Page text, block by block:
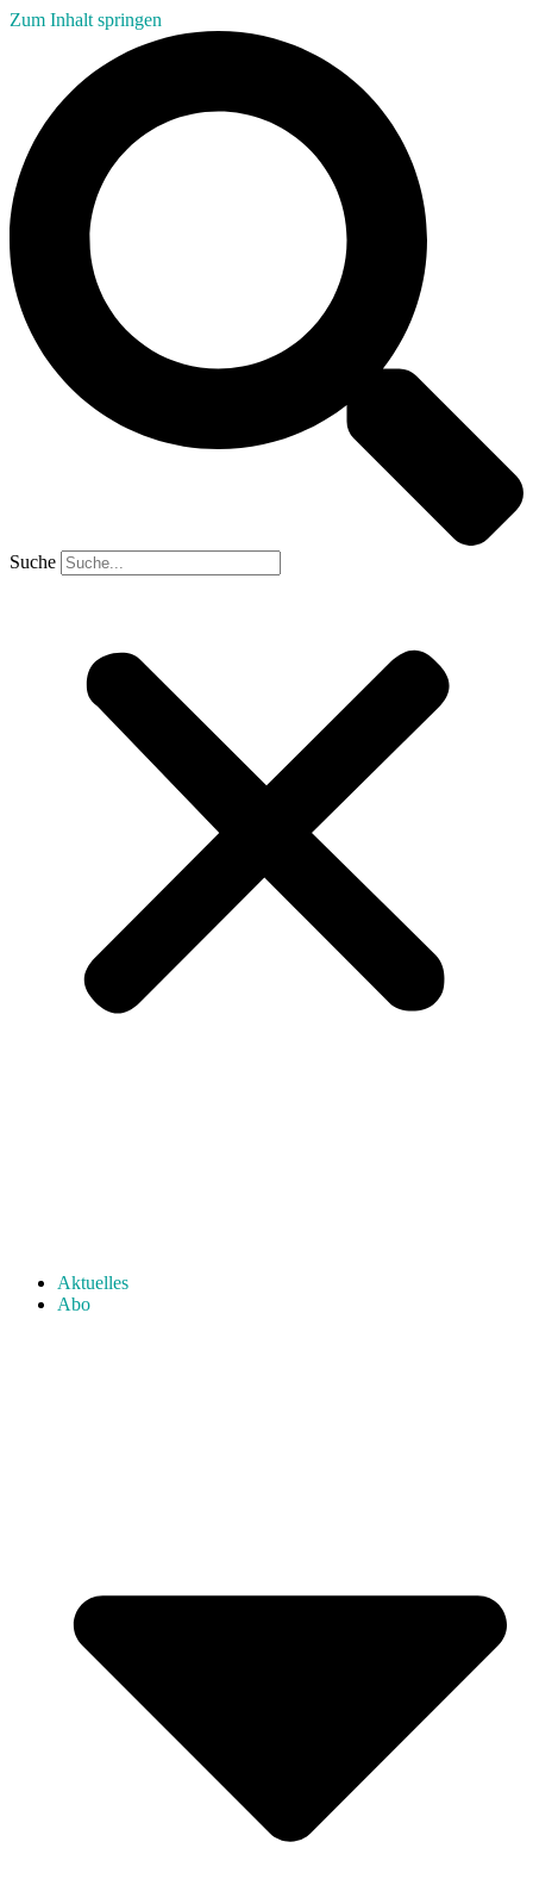
Zum Inhalt springen
Suche
Aktuelles
Abo